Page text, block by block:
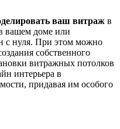
ваш витраж в
вашем доме или
с нуля. При этом можно
собственного
витражных потолков
интерьера в
придавая им особого